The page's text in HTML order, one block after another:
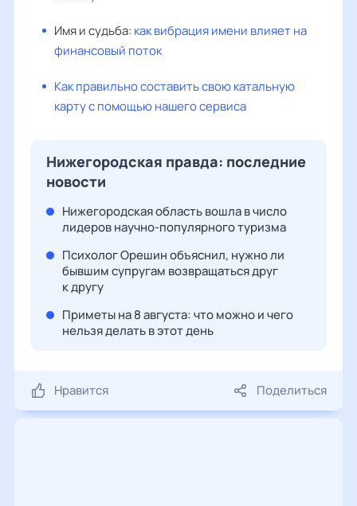
Имя и судьба: как вибрация имени влияет на
финансовый поток
Как правильно составить свою катальную
карту с помощью нашего сервиса
Нижегородская правда: последние
новости
Нижегородская область вошла в число
лидеров научно-популярного туризма
Психолог Орешин объяснил, нужно ли
бывшим супругам возвращаться друг
к другу
Приметы на 8 августа: что можно и чего
нельзя делать в этот день
Нравится Поделиться